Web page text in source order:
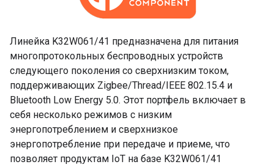
Линейка K32W061/41 предназначена для питания
многопротокольных беспроводных устройств
следующего поколения со сверхнизким током,
поддерживающих Zigbee/Thread/IEEE 802.15.4 и
Bluetooth Low Energy 5.0. Этот портфель включает в
себя несколько режимов с низким
энергопотреблением и сверхнизкое
энергопотребление при передаче и приеме, что
позволяет продуктам IoT на базе K32W061/41